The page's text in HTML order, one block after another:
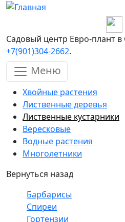
Перейти к основному
Садовый центр Евро-плант в
+7(901)304-2662.
Меню
Хвойные растения
Лиственные деревья
Лиственные кустарники
Вересковые
Водные растения
Многолетники
Вернуться назад
Барбарисы
Спиреи
Гортензии